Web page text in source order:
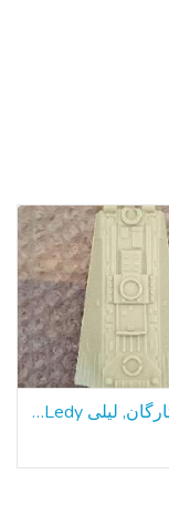
جنگ ستارگان, لیلی Ledy هزاره فالکون سطح شیب دار قسمت 1979